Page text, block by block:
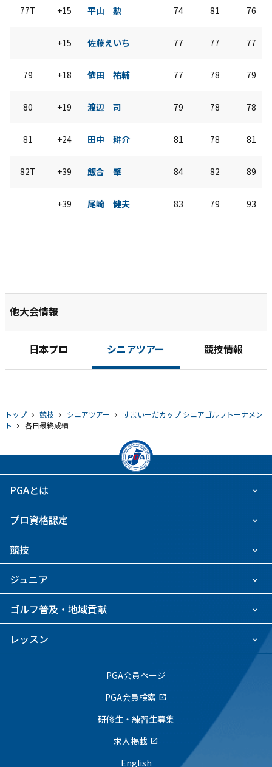
77T +15 平山 勲 74 81 76
+15 佐藤えいち 77 77 77
79 +18 依田 祐輔 77 78 79
80 +19 渡辺 司 79 78 78
81 +24 田中 耕介 81 78 81
82T +39 飯合 肇 84 82 89
+39 尾崎 健夫 83 79 93
他大会情報
日本プロ シニアツアー 競技情報
トップ 競技 シニアツアー
すまいーだカップ シニアゴルフトーナメン
ト
各日最終成績
PGAとは
プロ資格認定
競技
ジュニア
ゴルフ普及・地域貢献
レッスン
PGA会員ページ
PGA会員検索 open_in_new
研修生・練習生募集
求人掲載 open_in_new
English